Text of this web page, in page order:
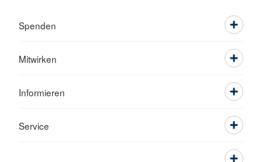
Spenden
Mitwirken
Informieren
Service